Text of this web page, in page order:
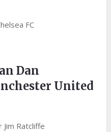
FC
Dan
United
Jim Ratcliffe